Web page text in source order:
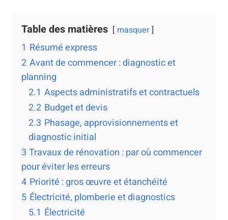
Table des matières masquer
1 Résumé express
2 Avant de commencer : diagnostic et
planning
2.1 Aspects administratifs et contractuels
2.2 Budget et devis
2.3 Phasage, approvisionnements et
diagnostic initial
3 Travaux de rénovation : par où commencer
pour éviter les erreurs
4 Priorité : gros œuvre et étanchéité
5 Électricité, plomberie et diagnostics
5.1 Électricité